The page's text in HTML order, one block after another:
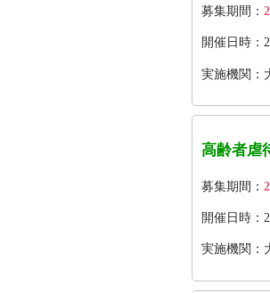
募集期間：
開催日時：
実施機関：
高齢者虐
募集期間：
開催日時：
実施機関：